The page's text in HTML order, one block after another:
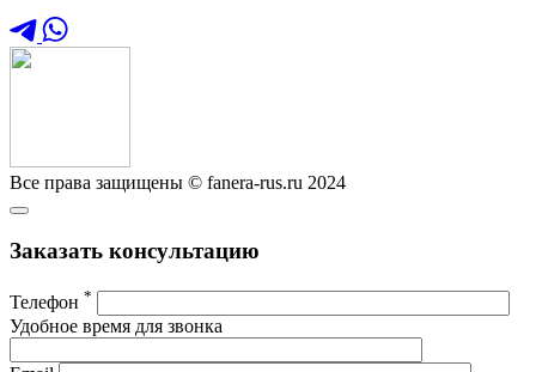
Все права защищены © fanera-rus.ru 2024
Заказать консультацию
Телефон *
Удобное время для звонка